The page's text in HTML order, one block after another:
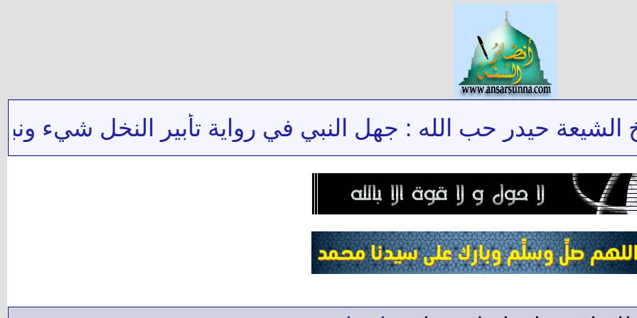
حيدر حب الله : جهل النبي في رواية تأبير النخل شيء ونبوته